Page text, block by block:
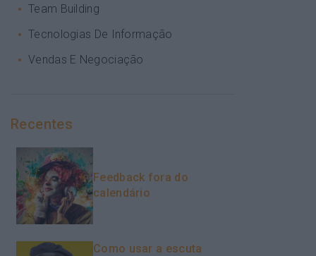
Team Building
Tecnologias De Informação
Vendas E Negociação
Recentes
Feedback fora do
calendário
Como usar a escuta